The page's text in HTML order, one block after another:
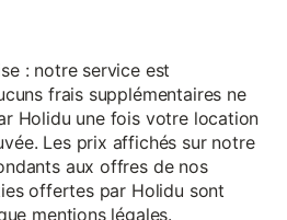
: notre service est
frais supplémentaires ne
Holidu une fois votre location
Les prix affichés sur notre
aux offres de nos
offertes par Holidu sont
mentions légales.